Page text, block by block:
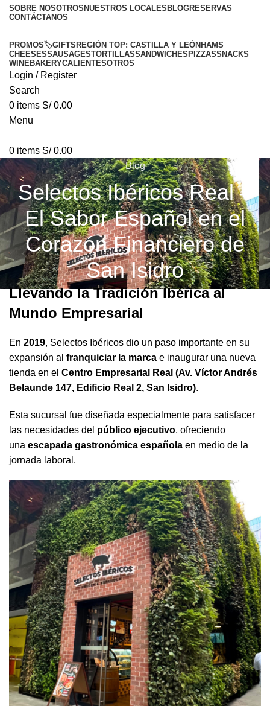
SOBRE NOSOTROS NUESTROS LOCALES BLOGRESERVAS
CONTÁCTANOS
PROMOS🏷️GIFTS REGIÓN TOP: CASTILLA Y LEÓN HAMS
CHEESESSAUSAGESTORTILLASSANDWICHES PIZZASSNACKS
WINEBAKERYCALIENTESOTROS
Login / Register
Search
0 items S/0.00
Menu
0 items S/0.00
Blog
Selectos Ibéricos Real –
El Sabor Español en el
Corazón Financiero de
San Isidro
Llevando la Tradición Ibérica al
Mundo Empresarial
En 2019, Selectos Ibéricos dio un paso importante en su
expansión al franquiciar la marca e inaugurar una nueva
tienda en el Centro Empresarial Real (Av. Víctor Andrés
Belaunde 147, Edificio Real 2, San Isidro).
Esta sucursal fue diseñada especialmente para satisfacer
las necesidades del público ejecutivo, ofreciendo
una escapada gastronómica española en medio de la
jornada laboral.